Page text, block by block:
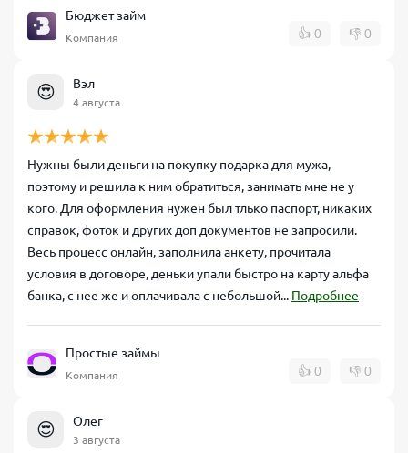
Бюджет займ
Компания 👍 0 👎 0
😍 Вэл
4 августа
Нужны были деньги на покупку подарка для мужа,
поэтому и решила к ним обратиться, занимать мне не у
кого. Для оформления нужен был тлько паспорт, никаких
справок, фоток и других доп документов не запросили.
Весь процесс онлайн, заполнила анкету, прочитала
условия в договоре, деньки упали быстро на карту альфа
банка, с нее же и оплачивала с небольшой... Подробнее
Простые займы
Компания 👍 0 👎 0
😍 Олег
3 августа